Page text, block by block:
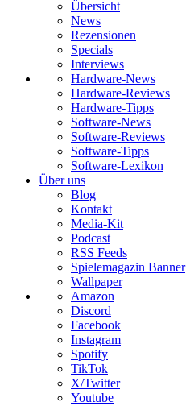
Übersicht
News
Rezensionen
Specials
Interviews
Hardware-News
Hardware-Reviews
Hardware-Tipps
Software-News
Software-Reviews
Software-Tipps
Software-Lexikon
Über uns
Blog
Kontakt
Media-Kit
Podcast
RSS Feeds
Spielemagazin Banner
Wallpaper
Amazon
Discord
Facebook
Instagram
Spotify
TikTok
X/Twitter
Youtube